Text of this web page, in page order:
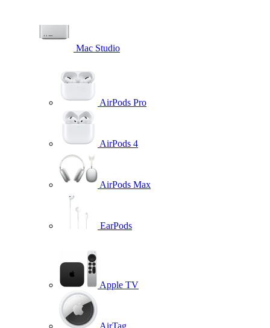
Mac Studio
AirPods Pro
AirPods 4
AirPods Max
EarPods
Apple TV